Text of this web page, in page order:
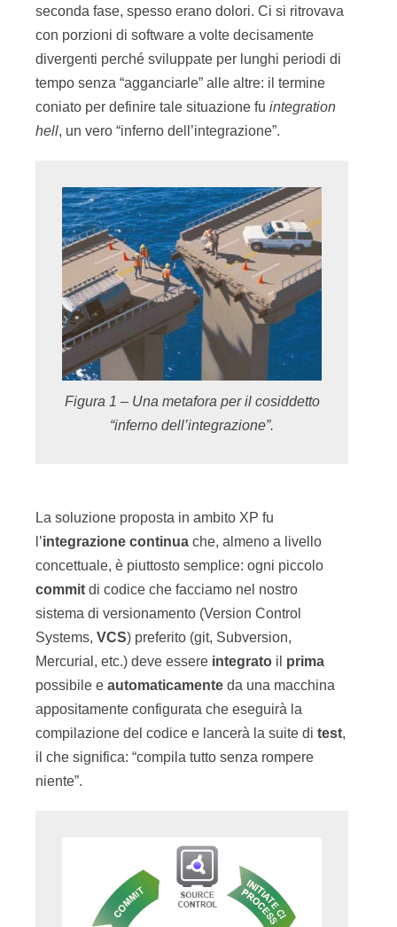
seconda fase, spesso erano dolori. Ci si ritrovava
con porzioni di software a volte decisamente
divergenti perché sviluppate per lunghi periodi di
tempo senza “agganciarle” alle altre: il termine
coniato per definire tale situazione fu integration
hell, un vero “inferno dell’integrazione”.
Figura 1 – Una metafora per il cosiddetto
“inferno dell’integrazione”.
La soluzione proposta in ambito XP fu
l’integrazione continua che, almeno a livello
concettuale, è piuttosto semplice: ogni piccolo
commit di codice che facciamo nel nostro
sistema di versionamento (Version Control
Systems, VCS) preferito (git, Subversion,
Mercurial, etc.) deve essere integrato il prima
possibile e automaticamente da una macchina
appositamente configurata che eseguirà la
compilazione del codice e lancerà la suite di test,
il che significa: “compila tutto senza rompere
niente”.